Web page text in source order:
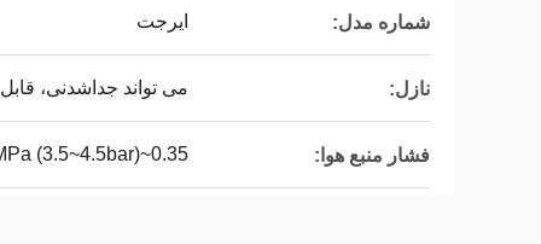
شماره مدل: ایرجت
نازل: می تواند جداشدنی،
فشار منبع هوا: 0.35~0.45MPa (3.5~4.5bar)